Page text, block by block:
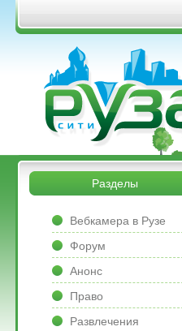
Перейти к основному содержанию
&bsps;
&bsps;
Разделы
Вебкамера в Рузе
Форум
Анонс
Право
Развлечения